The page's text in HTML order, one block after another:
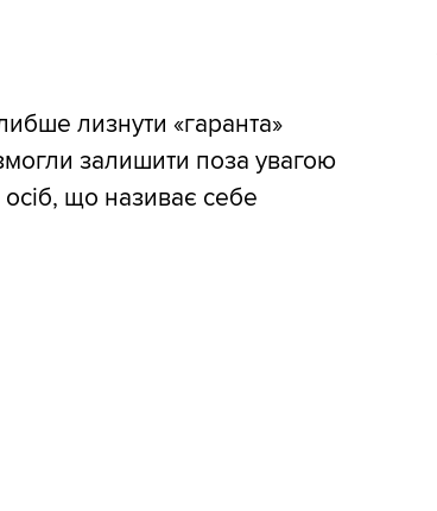
лизнути «гаранта»
залишити поза увагою
що називає себе